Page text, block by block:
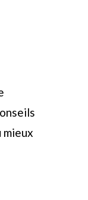
mieux